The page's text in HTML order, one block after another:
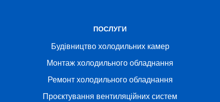
ПОСЛУГИ
Будівництво холодильних камер
Монтаж холодильного обладнання
Ремонт холодильного обладнання
Проєктування вентиляційних систем